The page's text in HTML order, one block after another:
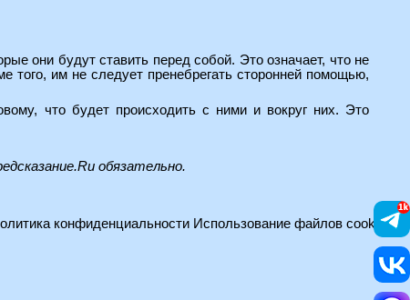
они будут ставить перед собой. Это означает, что не
того, им не следует пренебрегать сторонней помощью,
что будет происходить с ними и вокруг них. Это
обязательно.
конфиденциальности Использование файлов cookie